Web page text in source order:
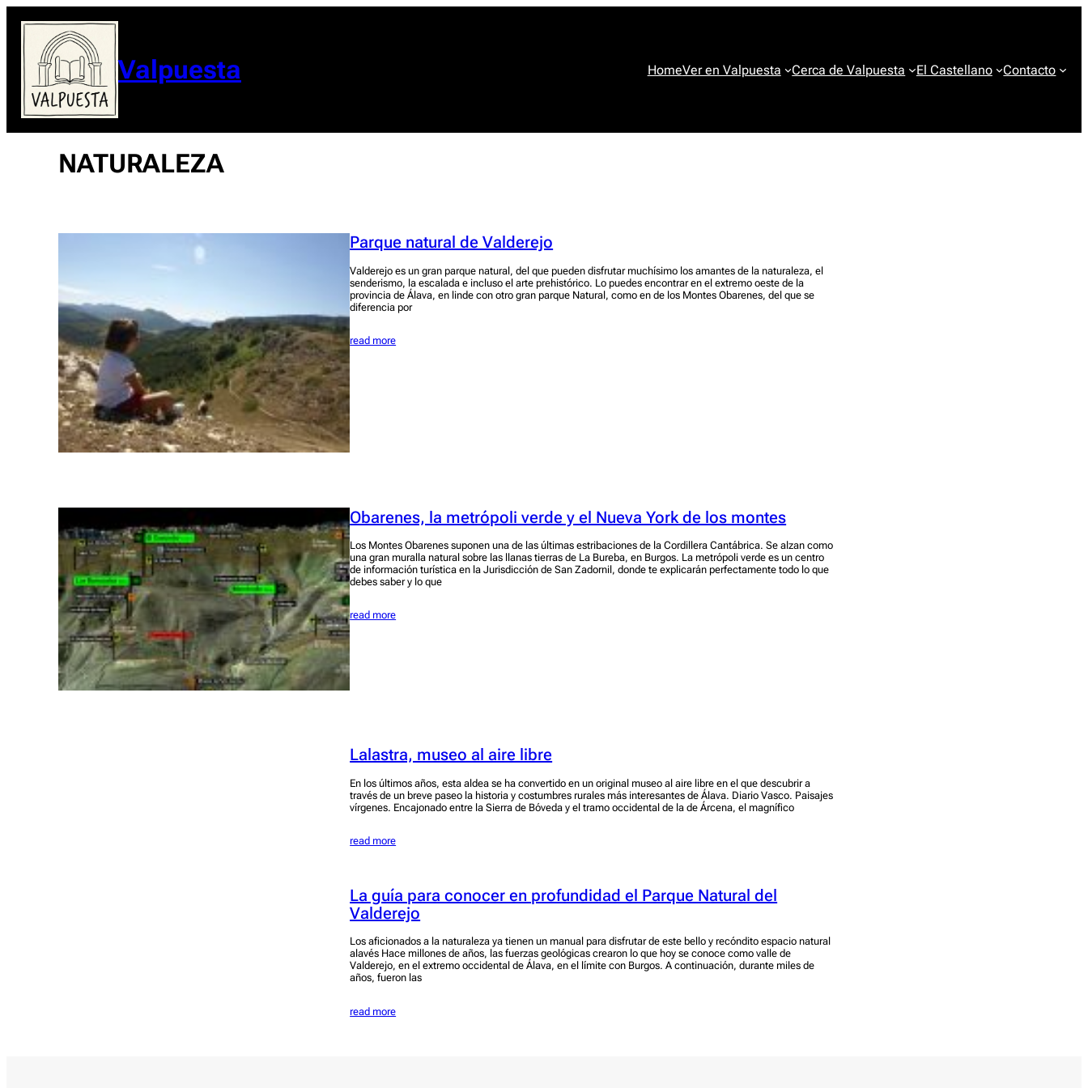
Valpuesta HomeVer en Valpuesta Cerca de Valpuesta El Castellano Contacto
NATURALEZA
Parque natural de Valderejo
Valderejo es un gran parque natural, del que pueden disfrutar muchísimo los amantes de la naturaleza, el
senderismo, la escalada e incluso el arte prehistórico. Lo puedes encontrar en el extremo oeste de la
provincia de Álava, en linde con otro gran parque Natural, como en de los Montes Obarenes, del que se
diferencia por
read more
Obarenes, la metrópoli verde y el Nueva York de los montes
Los Montes Obarenes suponen una de las últimas estribaciones de la Cordillera Cantábrica. Se alzan como
una gran muralla natural sobre las llanas tierras de La Bureba, en Burgos. La metrópoli verde es un centro
de información turística en la Jurisdicción de San Zadornil, donde te explicarán perfectamente todo lo que
debes saber y lo que
read more
Lalastra, museo al aire libre
En los últimos años, esta aldea se ha convertido en un original museo al aire libre en el que descubrir a
través de un breve paseo la historia y costumbres rurales más interesantes de Álava. Diario Vasco. Paisajes
vírgenes. Encajonado entre la Sierra de Bóveda y el tramo occidental de la de Árcena, el magnífico
read more
La guía para conocer en profundidad el Parque Natural del
Valderejo
Los aficionados a la naturaleza ya tienen un manual para disfrutar de este bello y recóndito espacio natural
alavés Hace millones de años, las fuerzas geológicas crearon lo que hoy se conoce como valle de
Valderejo, en el extremo occidental de Álava, en el límite con Burgos. A continuación, durante miles de
años, fueron las
read more